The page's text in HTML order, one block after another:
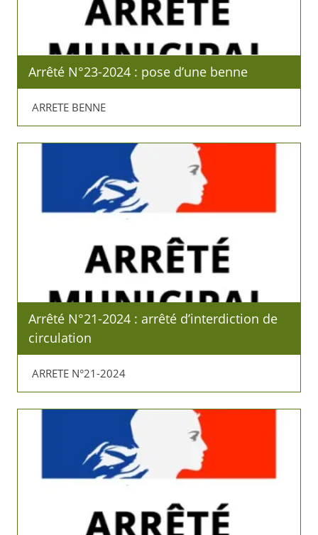
Arrêté N°23-2024 : pose d’une benne
ARRETE BENNE
Arrêté N°21-2024 : arrêté d’interdiction de
circulation
ARRETE N°21-2024